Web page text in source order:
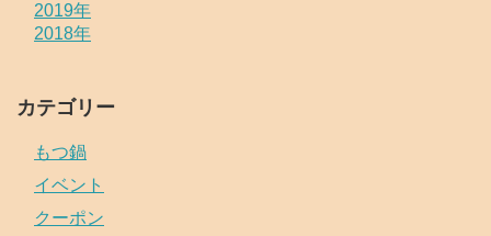
2019年
2018年
カテゴリー
もつ鍋
イベント
クーポン